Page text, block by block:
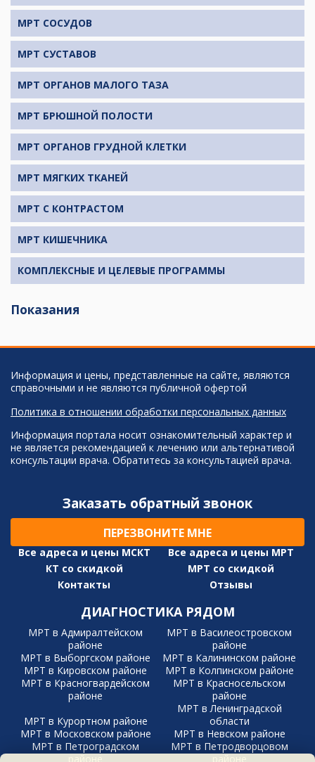
МРТ СОСУДОВ
МРТ СУСТАВОВ
МРТ ОРГАНОВ МАЛОГО ТАЗА
МРТ БРЮШНОЙ ПОЛОСТИ
МРТ ОРГАНОВ ГРУДНОЙ КЛЕТКИ
МРТ МЯГКИХ ТКАНЕЙ
МРТ С КОНТРАСТОМ
МРТ КИШЕЧНИКА
КОМПЛЕКСНЫЕ И ЦЕЛЕВЫЕ ПРОГРАММЫ
Показания
Информация и цены, представленные на сайте, являются
справочными и не являются публичной офертой
Политика в отношении обработки персональных данных
Информация портала носит ознакомительный характер и
не является рекомендацией к лечению или альтернативой
консультации врача. Обратитесь за консультацией врача.
Заказать обратный звонок
ПЕРЕЗВОНИТЕ МНЕ
Все адреса и цены МСКТ
Все адреса и цены МРТ
КТ со скидкой
МРТ со скидкой
Контакты
Отзывы
ДИАГНОСТИКА РЯДОМ
МРТ в Адмиралтейском
районе
МРТ в Василеостровском
районе
МРТ в Выборгском районе
МРТ в Калининском районе
МРТ в Кировском районе
МРТ в Колпинском районе
МРТ в Красногвардейском
районе
МРТ в Красносельском
районе
МРТ в Курортном районе
МРТ в Ленинградской
области
МРТ в Московском районе
МРТ в Невском районе
МРТ в Петроградском
районе
МРТ в Петродворцовом
районе